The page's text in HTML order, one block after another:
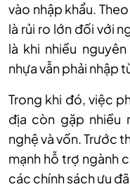
vào nhập khẩu.
là rủi ro lớn đối với
là khi nhiều
nhựa vẫn phải nhập
Trong khi đó, việc
địa còn gặp nhiều
nghệ và vốn. Trước
mạnh hỗ trợ ngành
các chính sách ưu